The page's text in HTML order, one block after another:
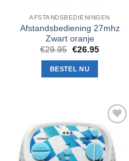
AFSTANDSBEDIENINGEN
Afstandsbediening 27mhz
Zwart oranje
€29.95 Oorspronkelijke
was:
€29.95.
€26.95Huidige
BESTEL NU
Toevoegen
aan
verlanglijst